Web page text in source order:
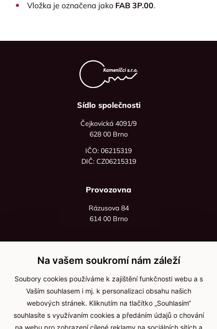
Vložka je označena jako FAB 3P.00.
Sídlo společnosti
Čejkovická 4091/9
628 00 Brno
IČO: 06215319
DIČ: CZ06215319
Provozovna
Rázusova 84
614 00 Brno
+420 736 535 066
Po - pá: 8:00 - 16:00
info@jma-kam.cz
Důležité informace
Na vašem soukromí nám záleží
Soubory cookies používáme k zajištění funkčnosti webu a s
Vaším souhlasem i mj. k personalizaci obsahu našich
webových stránek. Kliknutím na tlačítko „Souhlasím“
souhlasíte s využívaním cookies a předáním údajů o chování
na webu pro zobrazení cílené reklamy na sociálních sítích a